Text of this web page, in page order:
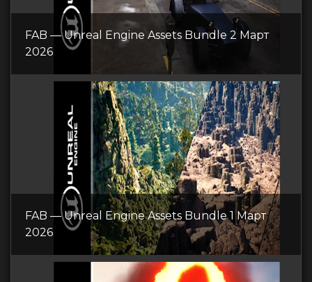
FAB — Unreal Engine Assets Bundle 2 Март
2026
FAB — Unreal Engine Assets Bundle 1 Март
2026